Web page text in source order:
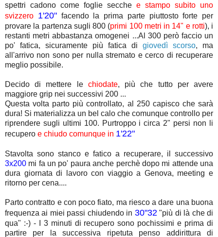
spettri cadono come foglie secche e stampo subito uno
svizzero 1'20"facendo la prima parte piuttosto forte per
provare la partenza sugli 800 (primi 100 metri in 14" e rotti), i
restanti metri abbastanza omogenei ...Al 300 però faccio un
po' fatica, sicuramente più fatica di giovedì scorso, ma
all'arrivo non sono per nulla stremato e cerco di recuperare
meglio possibile.
Decido di mettere le chiodate, più che tutto per avere
maggiore grip nei successivi 200 ...
Questa volta parto più controllato, al 250 capisco che sarà
dura! Si materializza un bel calo che comunque controllo per
riprendere sugli ultimi 100. Purtroppo i circa 2" persi non li
recupero e chiudo comunque in 1'22"
Stavolta sono stanco e fatico a recuperare, il successivo
3x200 mi fa un po' paura anche perchè dopo mi attende una
dura giornata di lavoro con viaggio a Genova, meeting e
ritorno per cena....
Parto contratto e con poco fiato, ma riesco a dare una buona
frequenza ai miei passi chiudendo in 30"32 "più di là che di
qua" :-) - I 3 minuti di recupero sono pochissimi e prima di
partire per la successiva ripetuta penso addirittura di